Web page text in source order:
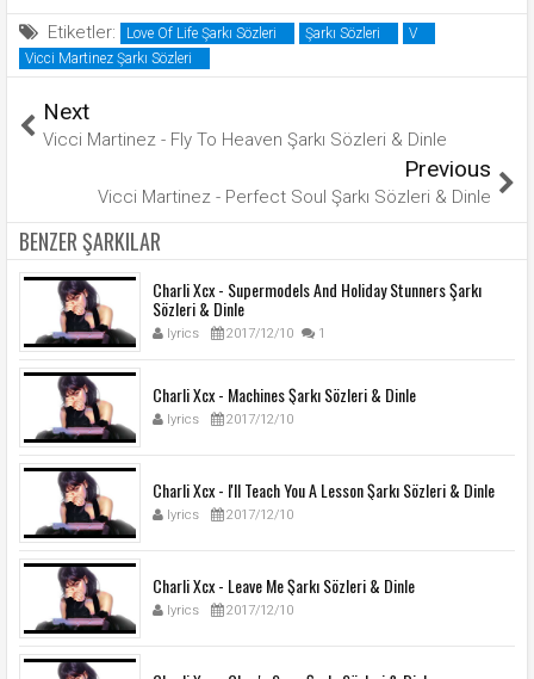
Etiketler: Love Of Life Şarkı Sözleri Şarkı Sözleri
V
Vicci Martinez Şarkı Sözleri
Next
Vicci Martinez - Fly To Heaven Şarkı Sözleri & Dinle
Previous
Vicci Martinez - Perfect Soul Şarkı Sözleri & Dinle
BENZER ŞARKILAR
Charli Xcx - Supermodels And Holiday Stunners Şarkı
Sözleri & Dinle
lyrics 2017/12/10 1
Charli Xcx - Machines Şarkı Sözleri & Dinle
lyrics 2017/12/10
Charli Xcx - I'll Teach You A Lesson Şarkı Sözleri & Dinle
lyrics 2017/12/10
Charli Xcx - Leave Me Şarkı Sözleri & Dinle
lyrics 2017/12/10